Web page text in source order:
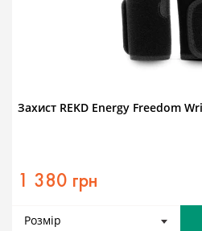
Захист REKD Energy Freedom
1 380 грн
Розмір